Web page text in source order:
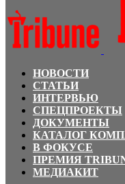
НОВОСТИ
СТАТЬИ
ИНТЕРВЬЮ
СПЕЦПРОЕКТЫ
ДОКУМЕНТЫ
КАТАЛОГ
В ФОКУСЕ
ПРЕМИЯ
МЕДИАКИТ